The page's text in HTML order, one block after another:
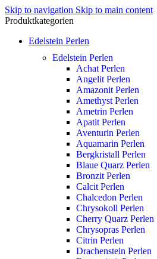
Skip to navigation Skip to main content
Produktkategorien
Edelstein Perlen
Edelstein Perlen
Achat Perlen
Angelit Perlen
Amazonit Perlen
Amethyst Perlen
Ametrin Perlen
Apatit Perlen
Aventurin Perlen
Aquamarin Perlen
Bergkristall Perlen
Blaue Quarz Perlen
Bronzit Perlen
Calcit Perlen
Chalcedon Perlen
Chrysokoll Perlen
Cherry Quarz Perlen
Chrysopras Perlen
Citrin Perlen
Drachenstein Perlen